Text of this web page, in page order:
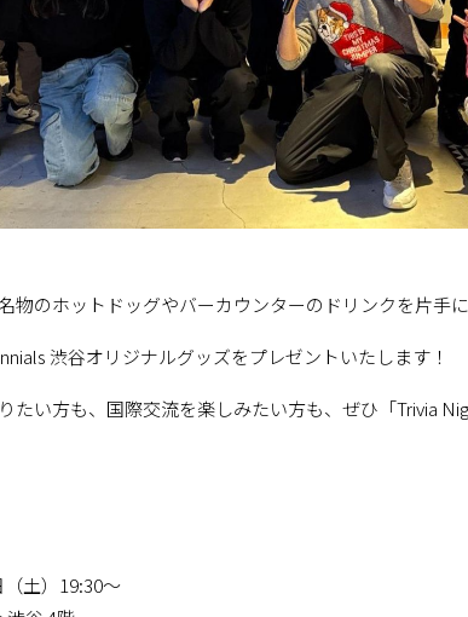
物のホットドッグやバーカウンターのドリンクを片手に
渋谷オリジナルグッズをプレゼントいたします！
たい方も、国際交流を楽しみたい方も、ぜひ「Trivia
土）19:30～